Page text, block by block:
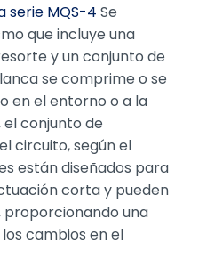
serie MQS-4 Se
que incluye una
y un conjunto de
se comprime o se
en el entorno o a la
conjunto de
circuito, según el
están diseñados para
corta y pueden
una
cambios en el